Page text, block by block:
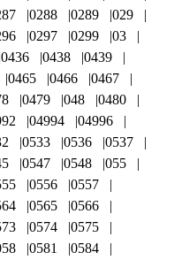
0288 0289
029
0297 0299
03
0436 0438
0439
0465 0466
0467
0479 048
0480
04994
04996
0533 0536
0537
0547 0548
055
0556
0557
0565
0566
0574
0575
0581
0584